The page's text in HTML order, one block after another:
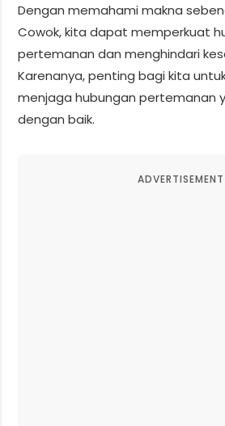
Dengan memahami makna
Cowok, kita dapat memperkuat
pertemanan dan menghindari
Karenanya, penting bagi kita
menjaga hubungan pertemanan
dengan baik.
ADVERTISEMENT